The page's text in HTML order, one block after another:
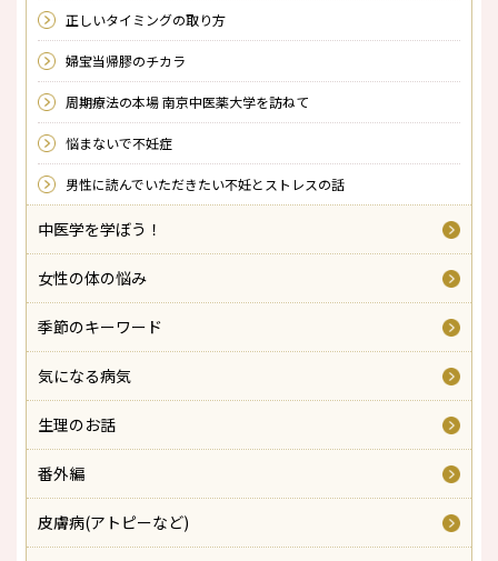
正しいタイミングの取り方
婦宝当帰膠のチカラ
周期療法の本場 南京中医薬大学を訪ねて
悩まないで不妊症
男性に読んでいただきたい不妊とストレスの話
中医学を学ぼう！
女性の体の悩み
季節のキーワード
気になる病気
生理のお話
番外編
皮膚病(アトピーなど)